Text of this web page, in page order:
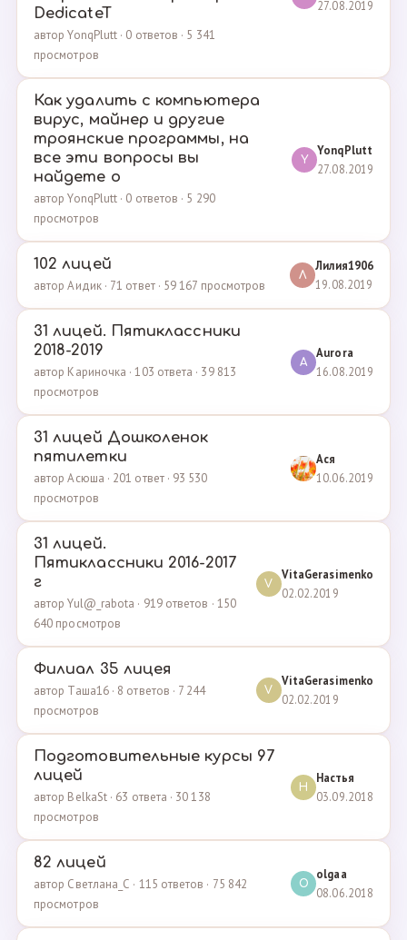
DedicateT
автор YonqPlutt · 0 ответов · 5 341
просмотров
27.08.2019
Как удалить с компьютера
вирус, майнер и другие
троянские программы, на
все эти вопросы вы
найдете о
автор YonqPlutt · 0 ответов · 5 290
просмотров
Y
YonqPlutt
27.08.2019
102 лицей
автор Аидик · 71 ответ · 59 167 просмотров
Л
Лилия1906
19.08.2019
31 лицей. Пятиклассники
2018-2019
автор Кариночка · 103 ответа · 39 813
просмотров
A
Aurora
16.08.2019
31 лицей Дошколенок
пятилетки
автор Асюша · 201 ответ · 93 530
просмотров
Ася
10.06.2019
31 лицей.
Пятиклассники 2016-2017
г
автор Yul@_rabota · 919 ответов · 150
640 просмотров
V
VitaGerasimenko
02.02.2019
Филиал 35 лицея
автор Таша16 · 8 ответов · 7 244
просмотров
V
VitaGerasimenko
02.02.2019
Подготовительные курсы 97
лицей
автор BelkaSt · 63 ответа · 30 138
просмотров
Н
Настья
03.09.2018
82 лицей
автор Светлана_С · 115 ответов · 75 842
просмотров
O
olgaa
08.06.2018